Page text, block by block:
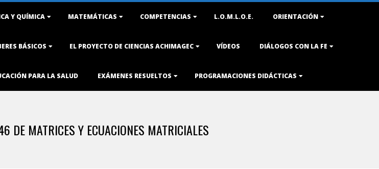
Y QUÍMICA MATEMÁTICAS COMPETENCIAS L.O.M.L.O.E. ORIENTACIÓN
BÁSICOS EL PROYECTO DE CIENCIAS ACHIMAGEC VÍDEOS DIÁLOGOS CON LA FE
PARA LA SALUD EXÁMENES RESUELTOS PROGRAMACIONES DIDÁCTICAS
DE MATRICES Y ECUACIONES MATRICIALES